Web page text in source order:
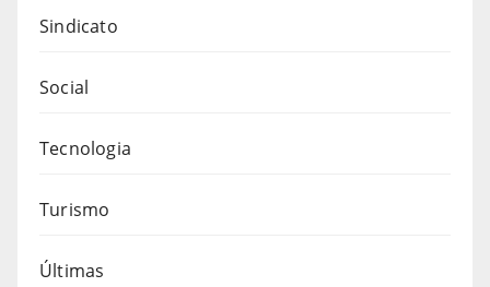
Sindicato
Social
Tecnologia
Turismo
Últimas